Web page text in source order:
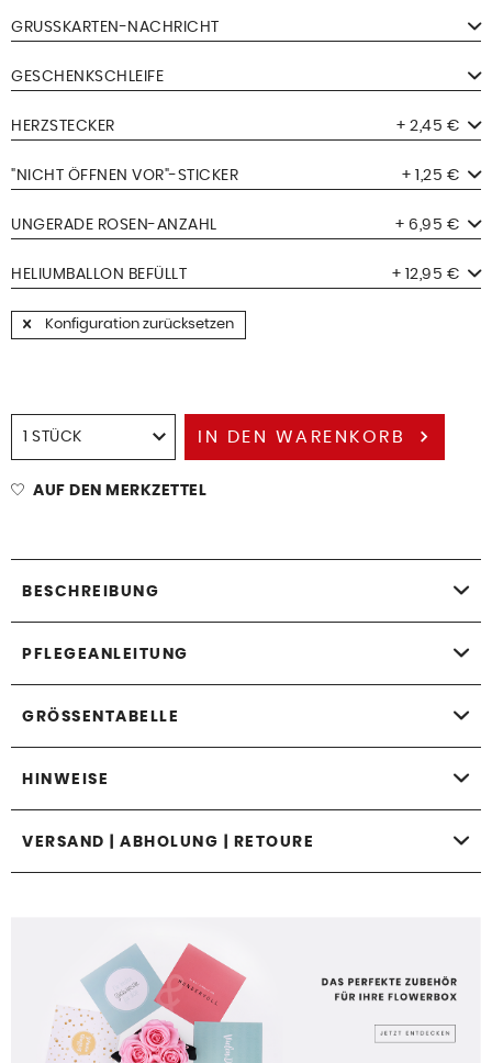
GRUSSKARTEN-NACHRICHT
GESCHENKSCHLEIFE
HERZSTECKER + 2,45 €
"NICHT ÖFFNEN VOR"-STICKER + 1,25 €
UNGERADE ROSEN-ANZAHL + 6,95 €
HELIUMBALLON BEFÜLLT + 12,95 €
Konfiguration zurücksetzen
IN DEN WARENKORB
AUF DEN MERKZETTEL
BESCHREIBUNG
PFLEGEANLEITUNG
GRÖSSENTABELLE
HINWEISE
VERSAND | ABHOLUNG | RETOURE